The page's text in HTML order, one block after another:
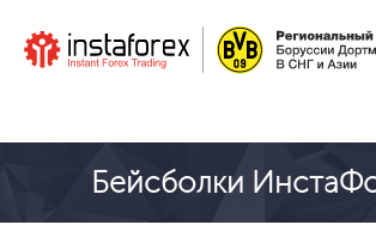
Бейсболки